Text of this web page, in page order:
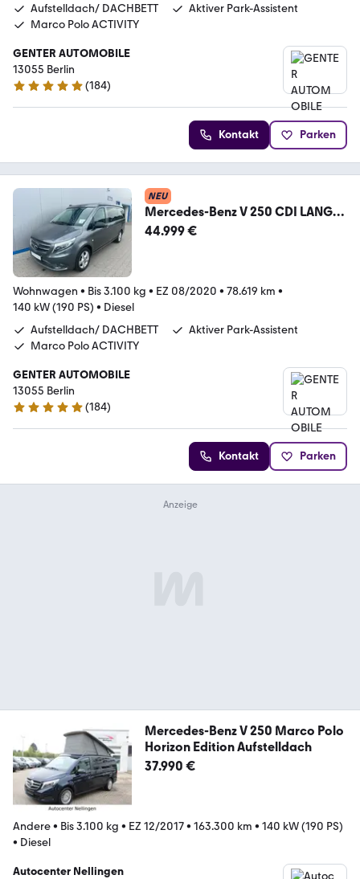
Aufstelldach/ DACHBETT
Aktiver Park-Assistent
Marco Polo ACTIVITY
GENTER AUTOMOBILE
13055 Berlin
4.9 Sterne
(184)
Kontakt Parken
NEU
Mercedes-Benz V 250 CDI LANG
MARCO POLO MARKISE TISCH
44.999 €
Wohnwagen • Bis 3.100 kg • EZ 08/2020 • 78.619 km •
140 kW (190 PS) • Diesel
Aufstelldach/ DACHBETT
Aktiver Park-Assistent
Marco Polo ACTIVITY
GENTER AUTOMOBILE
13055 Berlin
4.9 Sterne
(184)
Kontakt Parken
Mercedes-Benz V 250 Marco Polo
Horizon Edition Aufstelldach
37.990 €
Andere• Bis 3.100 kg • EZ 12/2017• 163.300 km • 140 kW (190 PS)
• Diesel
Autocenter Nellingen